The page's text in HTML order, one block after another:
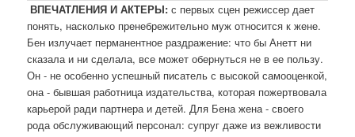
ВПЕЧАТЛЕНИЯ И АКТЕРЫ: с первых сцен режиссер дает
понять, насколько пренебрежительно муж относится к жене.
Бен излучает перманентное раздражение: что бы Анетт ни
сказала и ни сделала, все может обернуться не в ее пользу.
Он - не особенно успешный писатель с высокой самооценкой,
она - бывшая работница издательства, которая пожертвовала
карьерой ради партнера и детей. Для Бена жена - своего
рода обслуживающий персонал: супруг даже из вежливости